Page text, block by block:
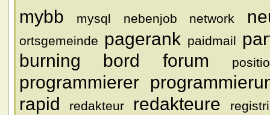
mybb mysql nebenjob network
ortsgemeinde pagerank paidmail
burning bord forum
programmierer
rapid
redakteur redakteure